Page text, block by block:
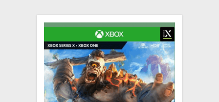
TRANSPORT
XZONE KLUB